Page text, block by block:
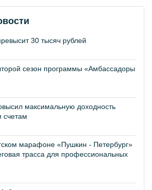
30 тысяч рублей
сезон программы «Амбассадоры
максимальную доходность
счетам
марафоне «Пушкин - Петербург»
трасса для профессиональных